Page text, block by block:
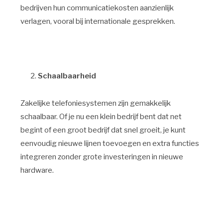
bedrijven hun communicatiekosten aanzienlijk
verlagen, vooral bij internationale gesprekken.
Schaalbaarheid
Zakelijke telefoniesystemen zijn gemakkelijk
schaalbaar. Of je nu een klein bedrijf bent dat net
begint of een groot bedrijf dat snel groeit, je kunt
eenvoudig nieuwe lijnen toevoegen en extra functies
integreren zonder grote investeringen in nieuwe
hardware.